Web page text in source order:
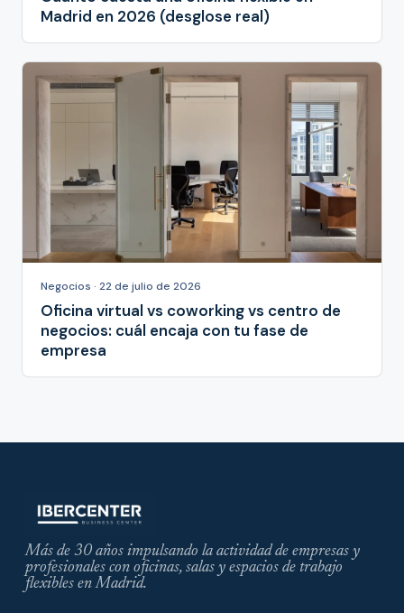
Madrid en 2026 (desglose real)
Negocios · 22 de julio de 2026
Oficina virtual vs coworking vs centro de
negocios: cuál encaja con tu fase de
empresa
Más de 30 años impulsando la actividad de empresas y
profesionales con oficinas, salas y espacios de trabajo
flexibles en Madrid.